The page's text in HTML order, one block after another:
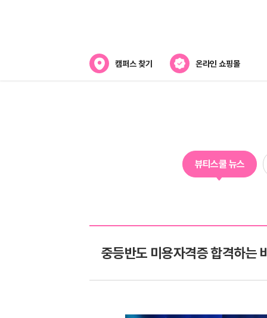
캠퍼스 찾기 온라인 쇼핑몰
전국캠퍼스 찾기
제휴협력사
뷰티스쿨 뉴스
중등반도 미용자격증 합격하는